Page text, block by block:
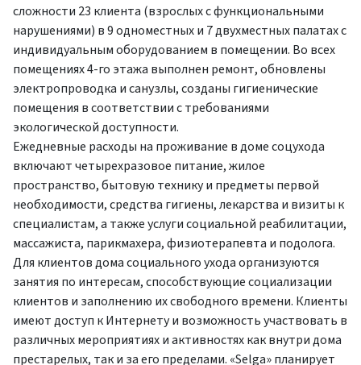
сложности 23 клиента (взрослых с функциональными
нарушениями) в 9 одноместных и 7 двухместных палатах с
индивидуальным оборудованием в помещении. Во всех
помещениях 4-го этажа выполнен ремонт, обновлены
электропроводка и санузлы, созданы гигиенические
помещения в соответствии с требованиями
экологической доступности.
Ежедневные расходы на проживание в доме соцухода
включают четырехразовое питание, жилое
пространство, бытовую технику и предметы первой
необходимости, средства гигиены, лекарства и визиты к
специалистам, а также услуги социальной реабилитации,
массажиста, парикмахера, физиотерапевта и подолога.
Для клиентов дома социального ухода организуются
занятия по интересам, способствующие социализации
клиентов и заполнению их свободного времени. Клиенты
имеют доступ к Интернету и возможность участвовать в
различных мероприятиях и активностях как внутри дома
престарелых, так и за его пределами. «Selga» планирует